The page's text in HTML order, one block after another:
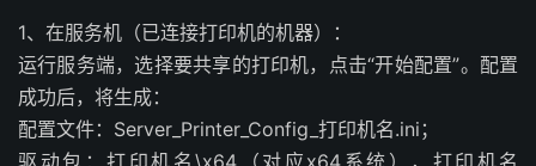
1、在服务机（已连接打印机的机器）：
运行服务端，选择要共享的打印机，点击“开始配置”。配置
成功后，将生成：
配置文件：Server_Printer_Config_打印机名.ini；
驱动包：打印机名\x64（对应x64系统），打印机名